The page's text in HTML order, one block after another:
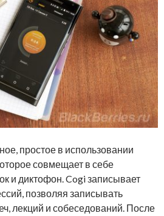
простое в использовании
совмещает в себе
и диктофон. Cogi записывает
позволяя записывать
лекций и собеседований. После